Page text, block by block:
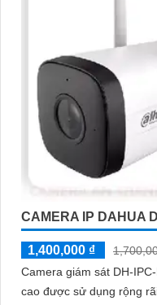
CAMERA IP DAHUA
1,400,000 ₫
Camera giám sát DH-
cao được sử dụng rộng